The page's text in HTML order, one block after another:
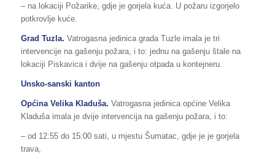
– na lokaciji Požarike, gdje je gorjela kuća. U požaru izgorjelo
potkrovlje kuće.
Grad Tuzla. Vatrogasna jedinica grada Tuzle imala je tri
intervencije na gašenju požara, i to: jednu na gašenju štale na
lokaciji Piskavica i dvije na gašenju otpada u kontejneru.
Unsko-sanski kanton
Općina Velika Kladuša. Vatrogasna jedinica općine Velika
Kladuša imala je dvije intervencija na gašenju požara, i to:
– od 12:55 do 15:00 sati, u mjestu Šumatac, gdje je je gorjela
trava,